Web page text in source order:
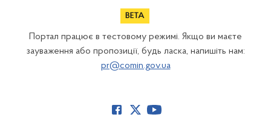
Портал працює в тестовому режимі. Якщо ви маєте
зауваження або пропозиції, будь ласка, напишіть нам:
pr@comin.gov.ua